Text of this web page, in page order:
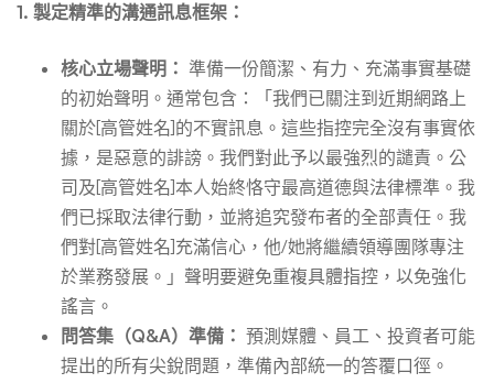
1. 製定精準的溝通訊息框架：
核心立場聲明： 準備一份簡潔、有力、充滿事實基礎
的初始聲明。通常包含：「我們已關注到近期網路上
關於[高管姓名]的不實訊息。這些指控完全沒有事實依
據，是惡意的誹謗。我們對此予以最強烈的譴責。公
司及[高管姓名]本人始終恪守最高道德與法律標準。我
們已採取法律行動，並將追究發布者的全部責任。我
們對[高管姓名]充滿信心，他/她將繼續領導團隊專注
於業務發展。」聲明要避免重複具體指控，以免強化
謠言。
問答集（Q&A）準備： 預測媒體、員工、投資者可能
提出的所有尖銳問題，準備內部統一的答覆口徑。